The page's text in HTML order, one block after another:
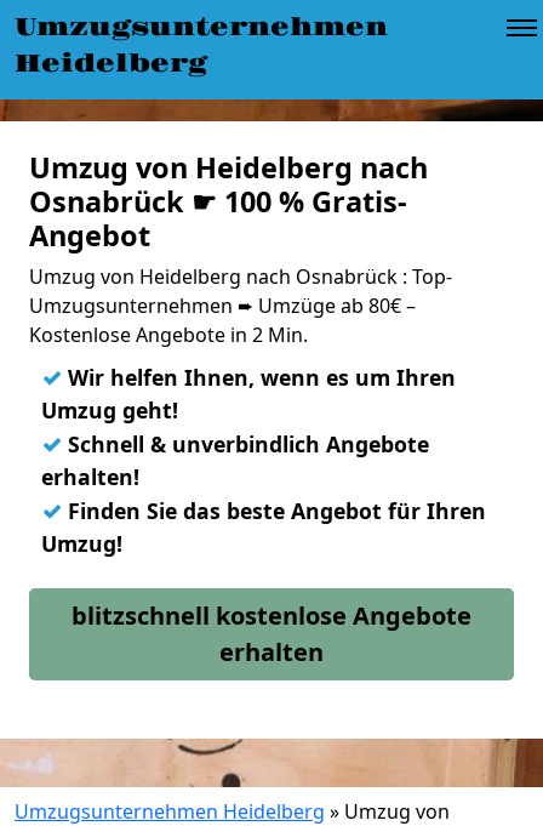
Umzugsunternehmen
Heidelberg
Umzug von Heidelberg nach
Osnabrück ☛ 100 % Gratis-
Angebot
Umzug von Heidelberg nach Osnabrück : Top-
Umzugsunternehmen ➨ Umzüge ab 80€ –
Kostenlose Angebote in 2 Min.
✓ Wir helfen Ihnen, wenn es um Ihren
Umzug geht!
✓ Schnell & unverbindlich Angebote
erhalten!
✓ Finden Sie das beste Angebot für Ihren
Umzug!
blitzschnell kostenlose Angebote
erhalten
Umzugsunternehmen Heidelberg » Umzug von